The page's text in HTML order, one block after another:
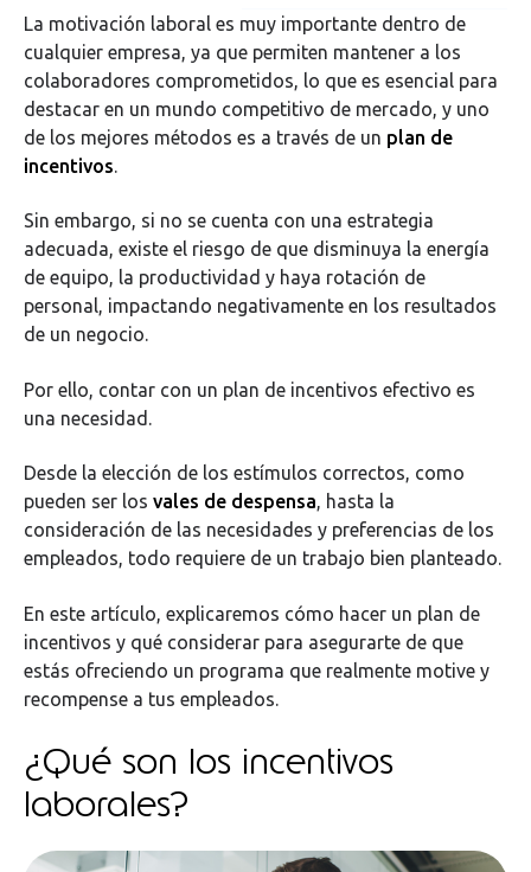
La motivación laboral es muy importante dentro de
cualquier empresa, ya que permiten mantener a los
colaboradores comprometidos, lo que es esencial para
destacar en un mundo competitivo de mercado, y uno
de los mejores métodos es a través de un plan de
incentivos.
Sin embargo, si no se cuenta con una estrategia
adecuada, existe el riesgo de que disminuya la energía
de equipo, la productividad y haya rotación de
personal, impactando negativamente en los resultados
de un negocio.
Por ello, contar con un plan de incentivos efectivo es
una necesidad.
Desde la elección de los estímulos correctos, como
pueden ser los vales de despensa, hasta la
consideración de las necesidades y preferencias de los
empleados, todo requiere de un trabajo bien planteado.
En este artículo, explicaremos cómo hacer un plan de
incentivos y qué considerar para asegurarte de que
estás ofreciendo un programa que realmente motive y
recompense a tus empleados.
¿Qué son los incentivos
laborales?